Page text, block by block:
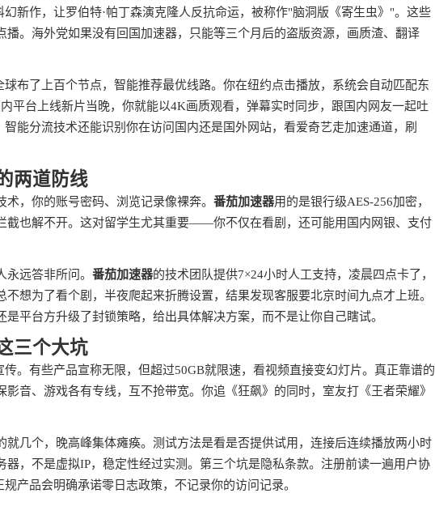
新作，让罗伯特·帕丁森演克隆人反抗命运，被称作"脑洞版《寄生虫》"。这些
。海外党如果没有回国加速器，只能等三个月后的盗版资源，画质渣、翻译
布了上百个节点，智能推荐最优线路。你在纽约点击播放，系统会自动匹配东
平台上线新片当晚，你就能以4K画质观看，弹幕实时同步，跟国内网友一起吐
能分流技术还能识别你在访问国内还是国外网站，看爱奇艺走加速通道，刷
两道防线
，你的账号密码、浏览记录像裸奔。 番茄加速器用的是银行级AES-256加密，
截也解不开。这对留学生尤其重要——你不仅在看剧，还可能用国内网银、支付
远答非所问。 番茄加速器的技术团队提供7×24小时人工支持，凌晨四点卡了，
想为了看个剧，半夜爬起来折腾设置，结果发现客服要北京时间九点才上班。
平台方升级了封锁策略，给出具体解决方案，而不是让你自己瞎试。
三个大坑
。有些产品宣称无限，但超过50GB就限速，看视频直接变幻灯片。真正靠谱的
音、游戏各有专线，互不抢带宽。你追《狂飙》的同时，室友打《王者荣耀》
几个，晚高峰集体瘫痪。测试方法是看是否提供试用，连接后连续播放两小时
器，不是虚拟IP，稳定性经过实测。第三个坑是隐私条款。注册前读一遍用户协
产品会明确承诺零日志政策，不记录你的访问记录。